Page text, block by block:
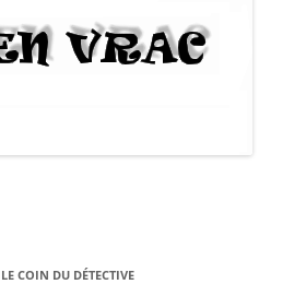
LE COIN DU DÉTECTIVE